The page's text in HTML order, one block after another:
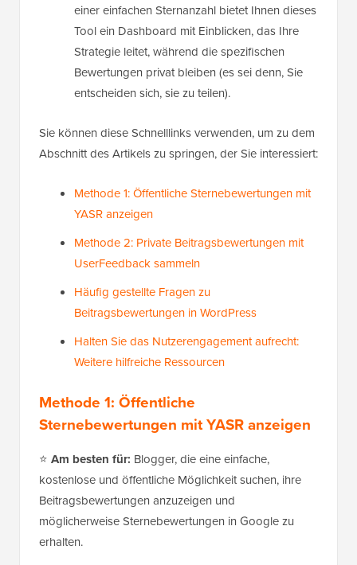
einer einfachen Sternanzahl bietet Ihnen dieses
Tool ein Dashboard mit Einblicken, das Ihre
Strategie leitet, während die spezifischen
Bewertungen privat bleiben (es sei denn, Sie
entscheiden sich, sie zu teilen).
Sie können diese Schnelllinks verwenden, um zu dem
Abschnitt des Artikels zu springen, der Sie interessiert:
Methode 1: Öffentliche Sternebewertungen mit
YASR anzeigen
Methode 2: Private Beitragsbewertungen mit
UserFeedback sammeln
Häufig gestellte Fragen zu
Beitragsbewertungen in WordPress
Halten Sie das Nutzerengagement aufrecht:
Weitere hilfreiche Ressourcen
Methode 1: Öffentliche
Sternebewertungen mit YASR anzeigen
⭐ Am besten für: Blogger, die eine einfache,
kostenlose und öffentliche Möglichkeit suchen, ihre
Beitragsbewertungen anzuzeigen und
möglicherweise Sternebewertungen in Google zu
erhalten.